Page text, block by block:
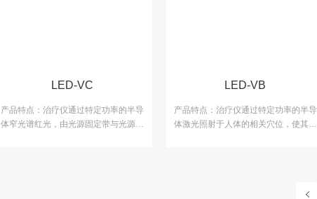
LED-VC
产品特点：治疗仪通过特定功率的半导
体窄光谱红光，由光源固定带与光源板
LED-VB
产品特点：治疗仪通过特定功率的半导
体激光照射于人体的相关穴位，使其在